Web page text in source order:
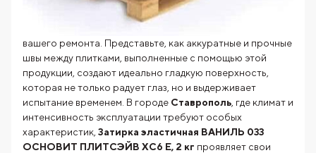
вашего ремонта. Представьте, как аккуратные и прочные
швы между плитками, выполненные с помощью этой
продукции, создают идеально гладкую поверхность,
которая не только радует глаз, но и выдерживает
испытание временем. В городе Ставрополь , где климат и
интенсивность эксплуатации требуют особых
характеристик, Затирка эластичная ВАНИЛЬ 033
ОСНОВИТ ПЛИТСЭЙВ XC6 E, 2 кг проявляет свои